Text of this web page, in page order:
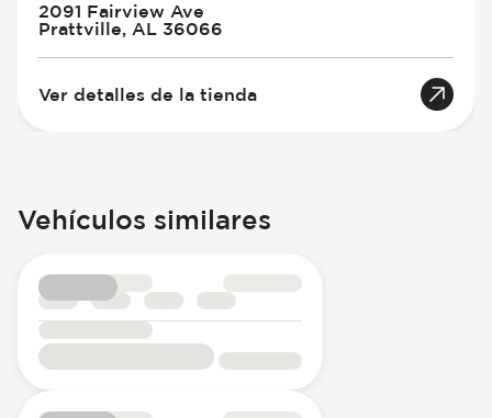
2091 Fairview Ave
Prattville, AL 36066
Ver detalles de la tienda
Vehículos similares